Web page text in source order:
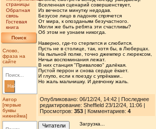
страницы
Обратная
связь
Гостевая
книга
Поиск
Слово,
фраза на
сайте
Найти
Автор
[первые
буквы
никнейма]
Вселенная сценарий совершенствует,
Из вечности минутку недодав.
Безусое лицо в ладонях спрячется
От мира, к опозданьям безучастного.
Могли же быть ребята эти счастливы?
Об этом не узнаем никогда.
Наверно, где-то стерпится и слюбится.
Пусть не в столице, так, хотя бы, в Люберцах.
На пыльной полке, точно джемпер с люрексом,
Ничьи воспоминания лежат.
В них станция "Привалово" далёкая.
Пустой перрон и снова сердце ёкает.
И глупо, если к поезду с упрёками..
Но жаль мальчишку. И девчонку жаль.
Опубликовано: 06/12/24, 14:42 | Последнее
редактирование: Sheffield 23/12/24, 11:06 |
Просмотров: 353| Комментариев: 4
Читатели Загрузка...